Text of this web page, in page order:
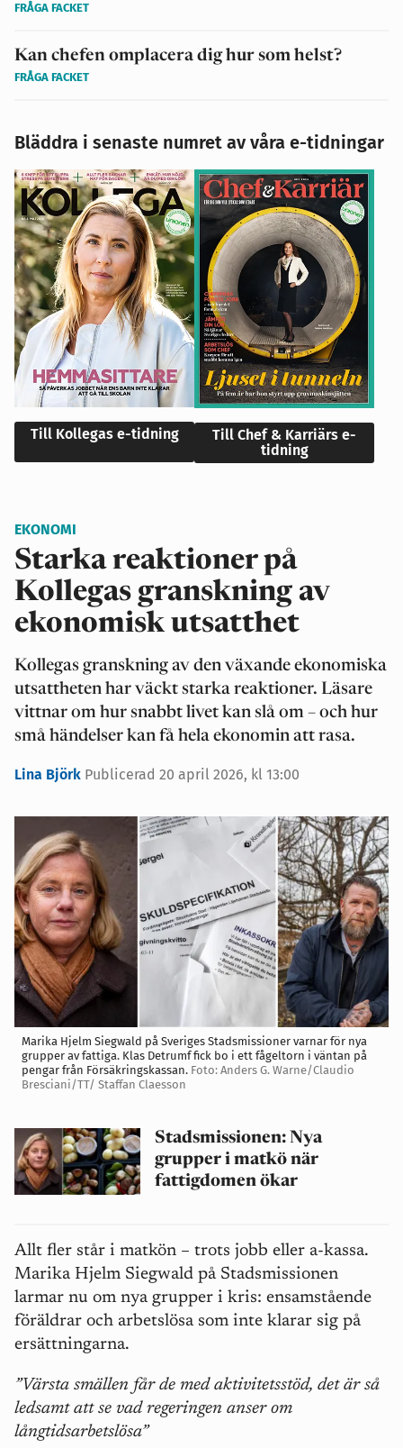
FRÅGA FACKET
Kan chefen omplacera dig hur som helst?
FRÅGA FACKET
Bläddra i senaste numret av våra e-tidningar
Till Kollegas e-tidning
Till Chef & Karriärs e-
tidning
EKONOMI
Starka reaktioner på
Kollegas granskning av
ekonomisk utsatthet
Kollegas granskning av den växande ekonomiska
utsattheten har väckt starka reaktioner. Läsare
vittnar om hur snabbt livet kan slå om – och hur
små händelser kan få hela ekonomin att rasa.
Lina Björk Publicerad 20 april 2026, kl 13:00
Marika Hjelm Siegwald på Sveriges Stadsmissioner varnar för nya
grupper av fattiga. Klas Detrumf fick bo i ett fågeltorn i väntan på
pengar från Försäkringskassan. Foto: Anders G. Warne/Claudio
Bresciani/TT/ Staffan Claesson
Stadsmissionen: Nya
grupper i matkö när
fattigdomen ökar
Allt fler står i matkön – trots jobb eller a‑kassa.
Marika Hjelm Siegwald på Stadsmissionen
larmar nu om nya grupper i kris: ensamstående
föräldrar och arbetslösa som inte klarar sig på
ersättningarna.
”Värsta smällen får de med aktivitetsstöd, det är så
ledsamt att se vad regeringen anser om
långtidsarbetslösa”